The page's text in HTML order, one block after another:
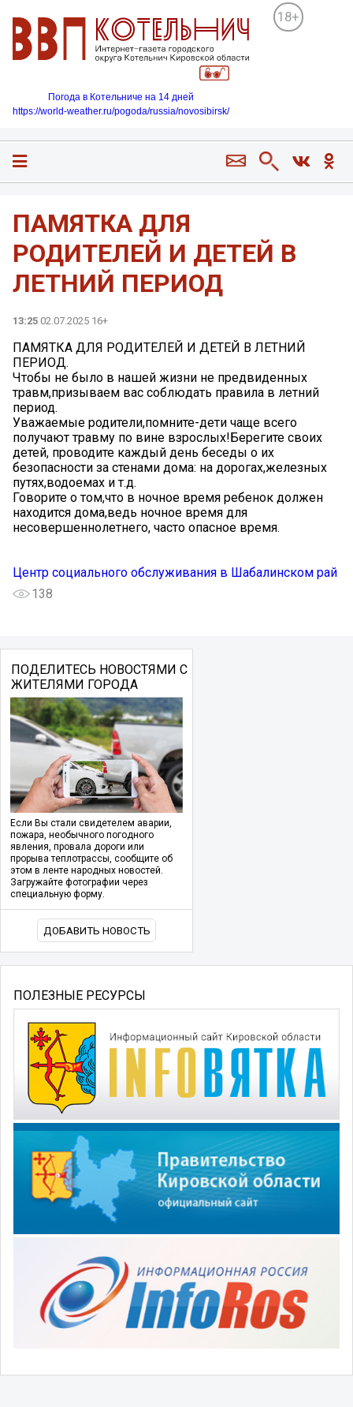
18+
Погода в Котельниче на 14 дней
https://world-weather.ru/pogoda/russia/novosibirsk/
ПАМЯТКА ДЛЯ
РОДИТЕЛЕЙ И ДЕТЕЙ В
ЛЕТНИЙ ПЕРИОД
13:25 02.07.2025 16+
ПАМЯТКА ДЛЯ РОДИТЕЛЕЙ И ДЕТЕЙ В ЛЕТНИЙ
ПЕРИОД.
Чтобы не было в нашей жизни не предвиденных
травм,призываем вас соблюдать правила в летний
период.
Уважаемые родители,помните-дети чаще всего
получают травму по вине взрослых!Берегите своих
детей, проводите каждый день беседы о их
безопасности за стенами дома: на дорогах,железных
путях,водоемах и т.д.
Говорите о том,что в ночное время ребенок должен
находится дома,ведь ночное время для
несовершеннолетнего, часто опасное время.
Центр социального обслуживания в Шабалинском рай
138
ПОДЕЛИТЕСЬ НОВОСТЯМИ С
ЖИТЕЛЯМИ ГОРОДА
Если Вы стали свидетелем аварии,
пожара, необычного погодного
явления, провала дороги или
прорыва теплотрассы, сообщите об
этом в ленте народных новостей.
Загружайте фотографии через
специальную форму.
ДОБАВИТЬ НОВОСТЬ
ПОЛЕЗНЫЕ РЕСУРСЫ